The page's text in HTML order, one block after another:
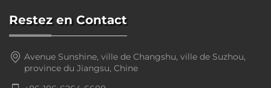
Restez en Contact
Avenue Sunshine, ville de Changshu, ville de Suzhou,
province du Jiangsu, Chine